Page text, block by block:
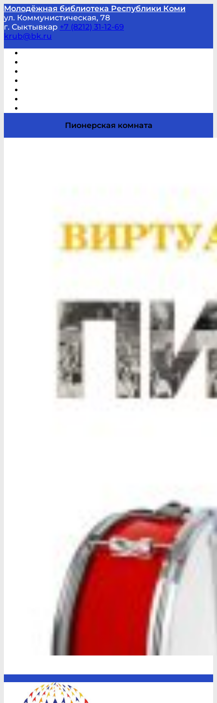
Молодёжная библиотека Республики Коми
ул. Коммунистическая, 78
г. Сыктывкар +7 (8212) 31-12-69
krub@bk.ru
Пионерская комната